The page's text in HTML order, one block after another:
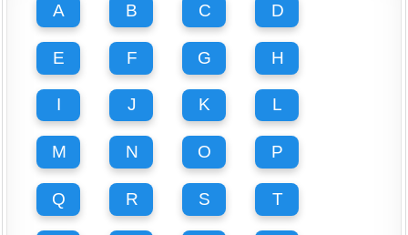
A B C D
E F G H
I J K L
M N O P
Q R S T